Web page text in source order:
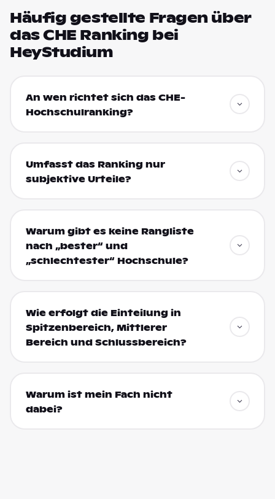
Häufig gestellte Fragen über
das CHE Ranking bei
HeyStudium
An wen richtet sich das CHE-
Hochschulranking?
Umfasst das Ranking nur
subjektive Urteile?
Warum gibt es keine Rangliste
nach „bester“ und
„schlechtester“ Hochschule?
Wie erfolgt die Einteilung in
Spitzenbereich, Mittlerer
Bereich und Schlussbereich?
Warum ist mein Fach nicht
dabei?